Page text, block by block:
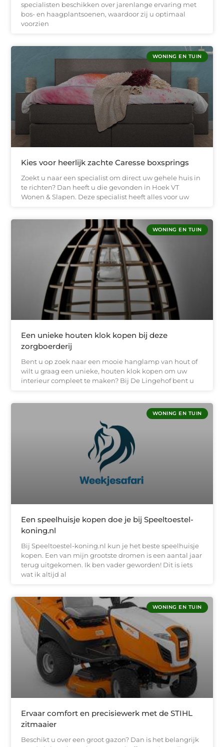
specialisten beschikken over jarenlange ervaring met
bos- en haagplantsoenen, waardoor zij u optimaal
voorzien
WONING EN TUIN
Kies voor heerlijk zachte Caresse boxsprings
Zoekt u naar een specialist om direct uw gehele huis in
te richten? Dan heeft u die gevonden in Hoek VT
Wonen & Slapen. Deze specialist heeft alles voor uw
WONING EN TUIN
Een unieke houten klok kopen bij deze
zorgboerderij
Bent u op zoek naar een mooie hanglamp van hout of
wilt u graag een unieke, houten klok kopen om uw
interieur compleet te maken? Bij De Lingehof bent u
WONING EN TUIN
Een speelhuisje kopen doe je bij Speeltoestel-
koning.nl
Bij Speeltoestel-koning.nl kun je het beste speelhuisje
kopen. Een van mijn grootste dromen is een aantal jaar
terug uitgekomen. Ik ben vader geworden! Dit is iets
wat ik altijd al
WONING EN TUIN
Ervaar comfort en precisiewerk met de STIHL
zitmaaier
Beschikt u over een groot gazon? Dan is het belangrijk